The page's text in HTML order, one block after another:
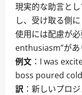
現実的な助言と
し、受け取る側
使用には配慮が
enthusiasm”があ
例文 ：I was
boss poured
訳 ：新しいプロ